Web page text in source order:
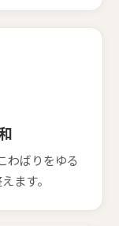
わばりをゆる
ます。